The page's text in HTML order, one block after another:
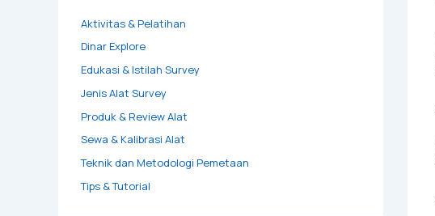
Aktivitas & Pelatihan
Dinar Explore
Edukasi & Istilah Survey
Jenis Alat Survey
Produk & Review Alat
Sewa & Kalibrasi Alat
Teknik dan Metodologi Pemetaan
Tips & Tutorial